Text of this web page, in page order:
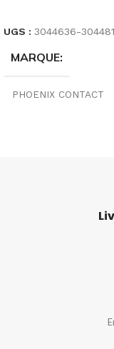
UGS : 3044636-
MARQUE
PHOENIX CONTACT
UTTB 2,5,